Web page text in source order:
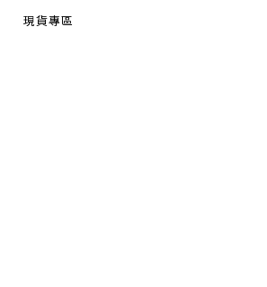
現貨專區